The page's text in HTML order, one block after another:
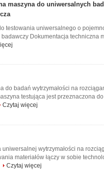
maszyna do uniwersalnych
testowania uniwersalnego o
Dokumentacja techniczna
do badań wytrzymałości na
testująca jest przeznaczona
Czytaj więcej
wytrzymałości na
materiałów łączy w sobie
Czytaj więcej